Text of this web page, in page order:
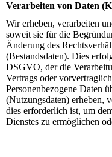
Verarbeiten von Daten
Wir erheben, verarbeiten
soweit sie für die
Änderung des
(Bestandsdaten). Dies
DSGVO, der die
Vertrags oder
Personenbezogene Daten
(Nutzungsdaten) erheben,
dies erforderlich ist, um
Dienstes zu ermöglichen